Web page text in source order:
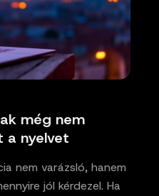
még nem
a nyelvet
nem varázsló, hanem
jól kérdezel. Ha